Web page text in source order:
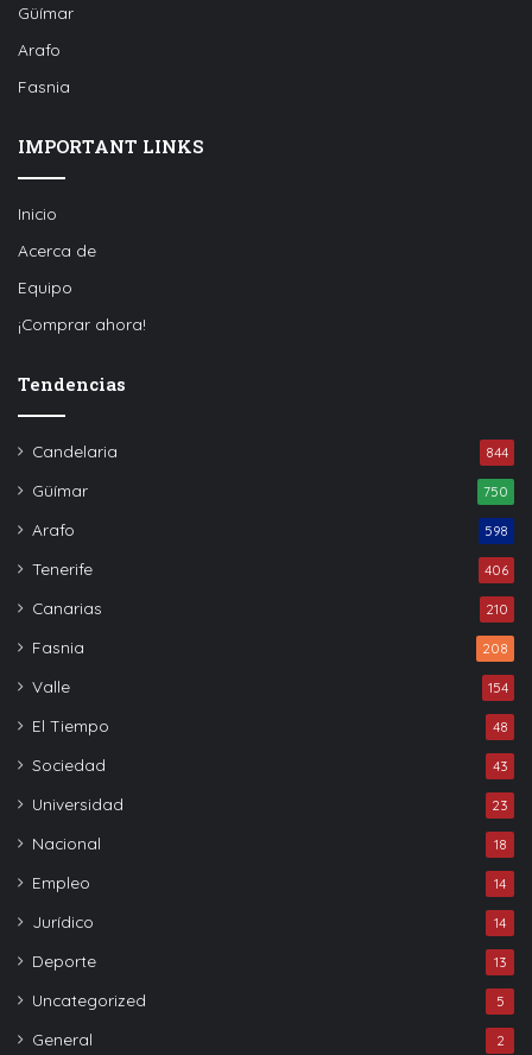
Güímar
Arafo
Fasnia
IMPORTANT LINKS
Inicio
Acerca de
Equipo
¡Comprar ahora!
Tendencias
Candelaria 844
Güímar 750
Arafo 598
Tenerife 406
Canarias 210
Fasnia 208
Valle 154
El Tiempo 48
Sociedad 43
Universidad 23
Nacional 18
Empleo 14
Jurídico 14
Deporte 13
Uncategorized 5
General 2